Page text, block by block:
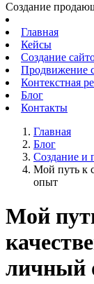
Создание
Главная
Кейсы
Создание
Продвижение
Контекстная
Блог
Контакты
Главная
Блог
Создание и
Мой путь к
опыт
Мой
личный